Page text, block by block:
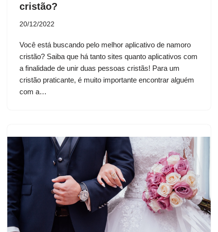
cristão?
20/12/2022
Você está buscando pelo melhor aplicativo de namoro
cristão? Saiba que há tanto sites quanto aplicativos com
a finalidade de unir duas pessoas cristãs! Para um
cristão praticante, é muito importante encontrar alguém
com a…